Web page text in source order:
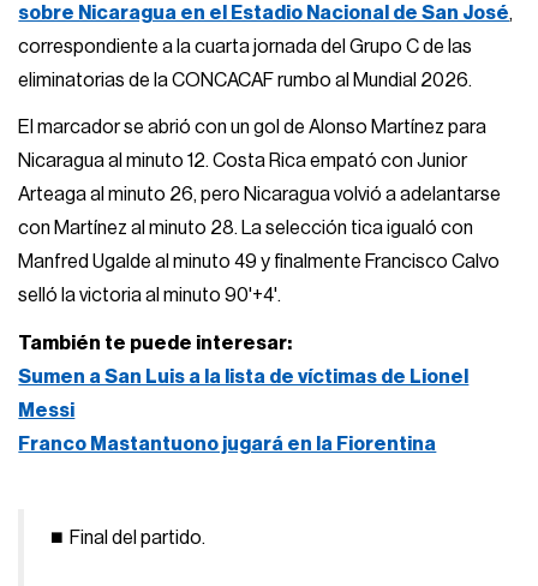
sobre Nicaragua en el Estadio Nacional de San José,
correspondiente a la cuarta jornada del Grupo C de las
eliminatorias de la CONCACAF rumbo al Mundial 2026.
El marcador se abrió con un gol de Alonso Martínez para
Nicaragua al minuto 12. Costa Rica empató con Junior
Arteaga al minuto 26, pero Nicaragua volvió a adelantarse
con Martínez al minuto 28. La selección tica igualó con
Manfred Ugalde al minuto 49 y finalmente Francisco Calvo
selló la victoria al minuto 90'+4'.
También te puede interesar:
Sumen a San Luis a la lista de víctimas de Lionel
Messi
Franco Mastantuono jugará en la Fiorentina
⏹️ Final del partido.